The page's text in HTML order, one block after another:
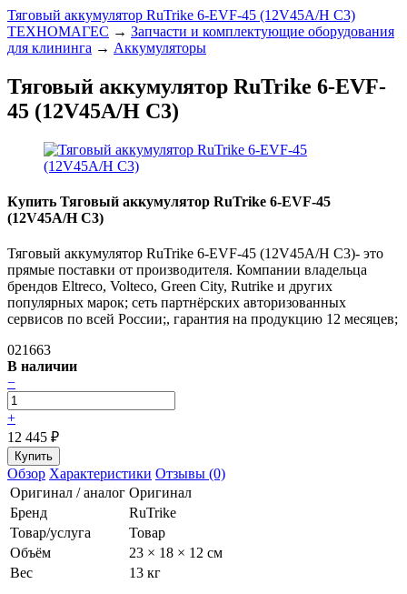
Тяговый аккумулятор RuTrike 6-EVF-45 (12V45A/H C3)
ТЕХНОМАГЕС → Запчасти и комплектующие оборудования
для клининга → Аккумуляторы
Тяговый аккумулятор RuTrike 6-EVF-
45 (12V45A/H C3)
Купить Тяговый аккумулятор RuTrike 6-EVF-45
(12V45A/H C3)
Тяговый аккумулятор RuTrike 6-EVF-45 (12V45A/H C3)- это
прямые поставки от производителя. Компании владельца
брендов Eltreco, Volteco, Green City, Rutrike и других
популярных марок; сеть партнёрских авторизованных
сервисов по всей России;, гарантия на продукцию 12 месяцев;
021663
В наличии
−
+
12 445 ₽
Обзор Характеристики Отзывы (0)
Оригинал / аналог Оригинал
Бренд
RuTrike
Товар/услуга
Товар
Объём
23 × 18 × 12 см
Вес
13 кг